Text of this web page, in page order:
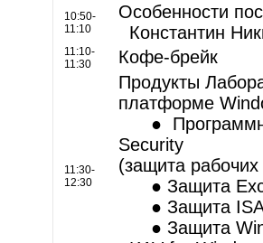
10:50-
11:10
Особенности
Константин
11:10-
11:30
Кофе-брейк
11:30-
12:30
Продукты
платформе
●
Security
(защита рабочих
● Защита
● Защита
● Защита